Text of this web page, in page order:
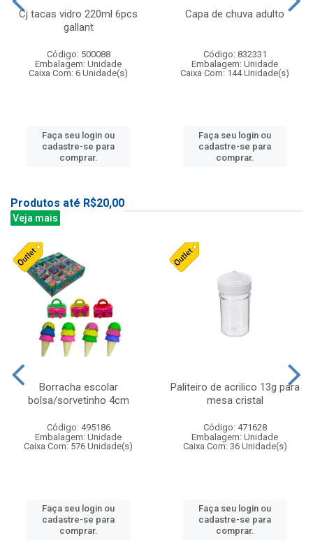
Cj tacas vidro 220ml 6pcs
gallant
Código: 500088
Embalagem: Unidade
Caixa Com: 6 Unidade(s)
Faça seu login ou
cadastre-se para
comprar.
Capa de chuva adulto
Código: 832331
Embalagem: Unidade
Caixa Com: 144 Unidade(s)
Faça seu login ou
cadastre-se para
comprar.
Produtos até R$20,00
Veja mais
Borracha escolar
bolsa/sorvetinho 4cm
Código: 495186
Embalagem: Unidade
Caixa Com: 576 Unidade(s)
Faça seu login ou
cadastre-se para
comprar.
Paliteiro de acrilico 13g para
mesa cristal
Código: 471628
Embalagem: Unidade
Caixa Com: 36 Unidade(s)
Faça seu login ou
cadastre-se para
comprar.